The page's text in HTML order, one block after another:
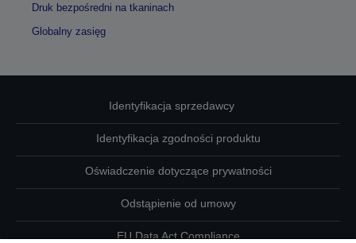
Druk bezpośredni na tkaninach
Globalny zasięg
Identyfikacja sprzedawcy
Identyfikacja zgodności produktu
Oświadczenie dotyczące prywatności
Odstąpienie od umowy
EU Data Act Compliance